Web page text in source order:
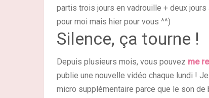
partis trois jours en vadrouille + deux
pour moi mais hier pour vous ^^)
Silence, ça tourne !
Depuis plusieurs mois, vous pouvez me
publie une nouvelle vidéo chaque lundi !
micro supplémentaire parce que le son